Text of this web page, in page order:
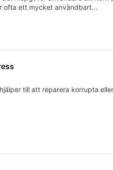
ofta ett mycket användbart…
till att reparera korrupta